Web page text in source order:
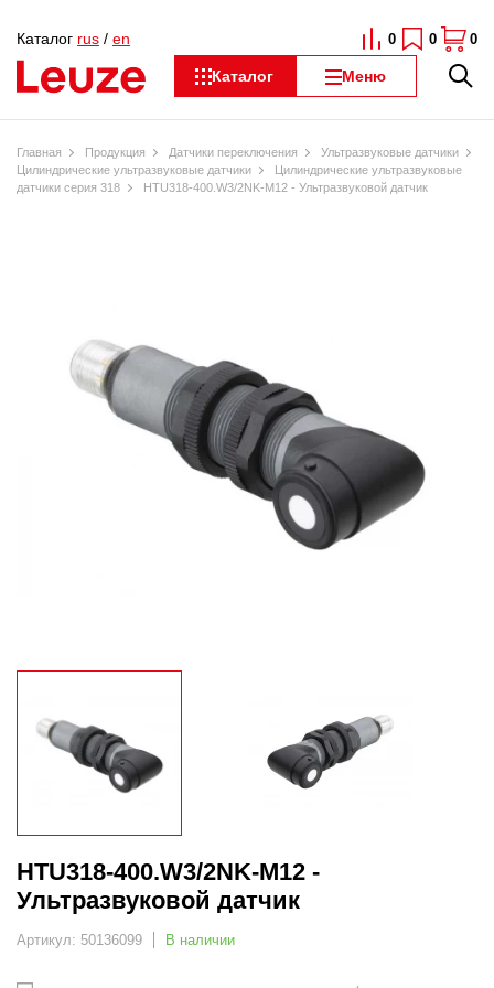
Каталог Меню
Каталог rus / en 0 0 0
Главная Продукция Датчики переключения
Ультразвуковые датчики
Цилиндрические ультразвуковые датчики
Цилиндрические ультразвуковые
датчики серия 318
HTU318-400.W3/2NK-M12 - Ультразвуковой датчик
HTU318-400.W3/2NK-M12 -
Ультразвуковой датчик
Артикул: 50136099 В наличии